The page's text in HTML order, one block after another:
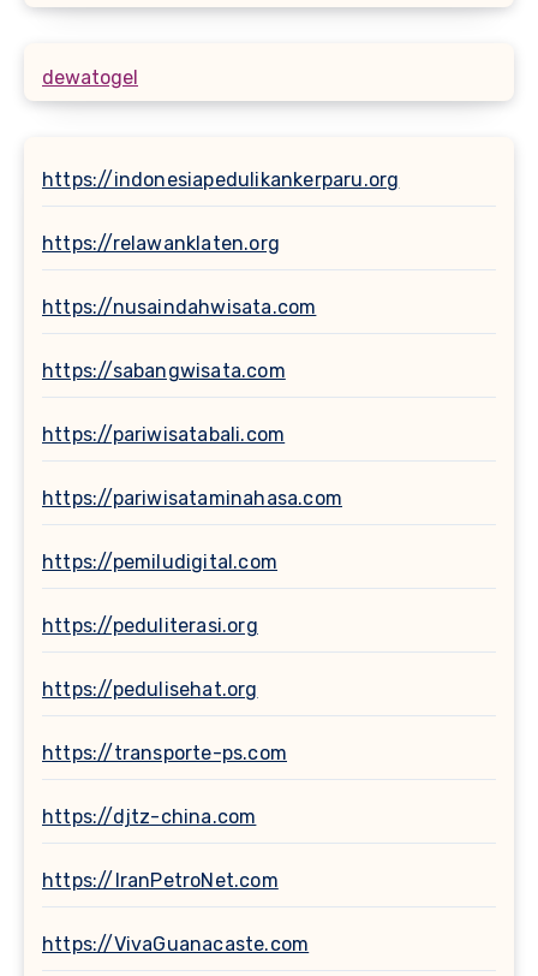
dewatogel
https://indonesiapedulikankerparu.org
https://relawanklaten.org
https://nusaindahwisata.com
https://sabangwisata.com
https://pariwisatabali.com
https://pariwisataminahasa.com
https://pemiludigital.com
https://peduliterasi.org
https://pedulisehat.org
https://transporte-ps.com
https://djtz-china.com
https://IranPetroNet.com
https://VivaGuanacaste.com